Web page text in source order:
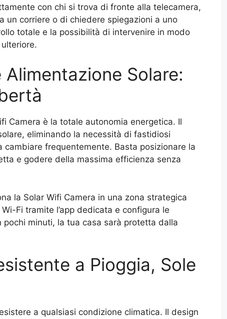
con chi si trova di fronte alla telecamera,
un corriere o di chiedere spiegazioni a uno
totale e la possibilità di intervenire in modo
Solare:
Camera è la totale autonomia energetica. Il
eliminando la necessità di fastidiosi
frequentemente. Basta posizionare la
e godere della massima efficienza senza
la Solar Wifi Camera in una zona strategica
Fi tramite l’app dedicata e configura le
minuti, la tua casa sarà protetta dalla
a Pioggia, Sole
a qualsiasi condizione climatica. Il design